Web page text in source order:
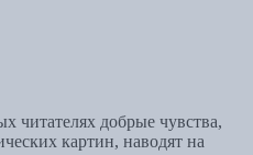
читателях добрые чувства,
картин, наводят на